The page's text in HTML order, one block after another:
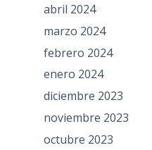
abril 2024
marzo 2024
febrero 2024
enero 2024
diciembre 2023
noviembre 2023
octubre 2023